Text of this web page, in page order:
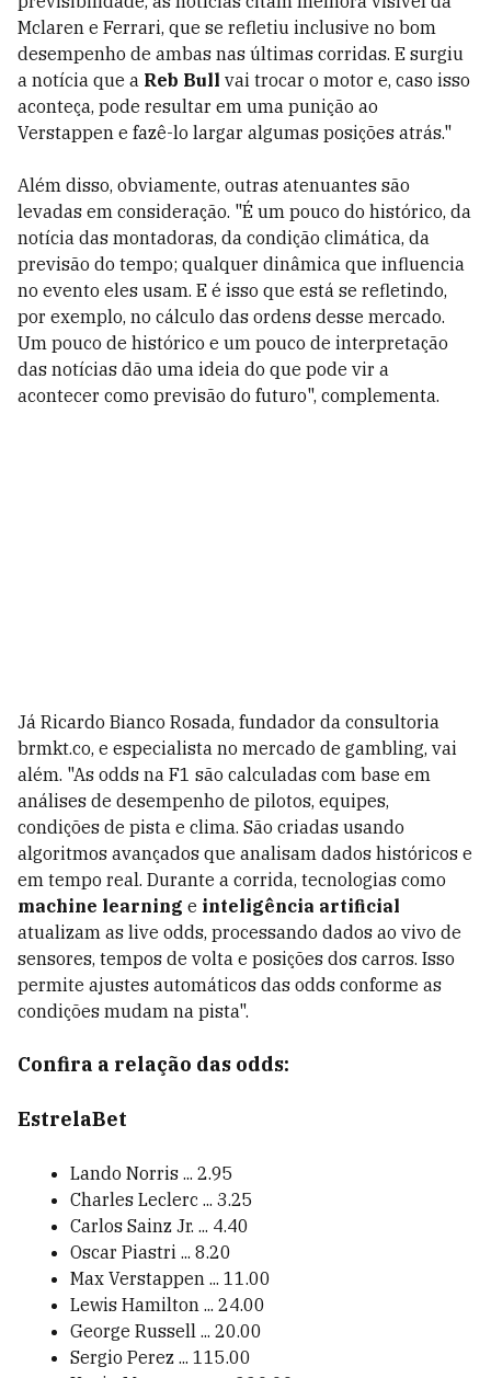
Mclaren e Ferrari, que se refletiu inclusive no bom
desempenho de ambas nas últimas corridas. E surgiu
a notícia que a Reb Bull vai trocar o motor e, caso isso
aconteça, pode resultar em uma punição ao
Verstappen e fazê-lo largar algumas posições atrás."
Além disso, obviamente, outras atenuantes são
levadas em consideração. "É um pouco do histórico, da
notícia das montadoras, da condição climática, da
previsão do tempo; qualquer dinâmica que influencia
no evento eles usam. E é isso que está se refletindo,
por exemplo, no cálculo das ordens desse mercado.
Um pouco de histórico e um pouco de interpretação
das notícias dão uma ideia do que pode vir a
acontecer como previsão do futuro", complementa.
Já Ricardo Bianco Rosada, fundador da consultoria
brmkt.co, e especialista no mercado de gambling, vai
além. "As odds na F1 são calculadas com base em
análises de desempenho de pilotos, equipes,
condições de pista e clima. São criadas usando
algoritmos avançados que analisam dados históricos e
em tempo real. Durante a corrida, tecnologias como
machine learning e inteligência artificial
atualizam as live odds, processando dados ao vivo de
sensores, tempos de volta e posições dos carros. Isso
permite ajustes automáticos das odds conforme as
condições mudam na pista".
Confira a relação das odds:
EstrelaBet
Lando Norris ... 2.95
Charles Leclerc ... 3.25
Carlos Sainz Jr. ... 4.40
Oscar Piastri ... 8.20
Max Verstappen ... 11.00
Lewis Hamilton ... 24.00
George Russell ... 20.00
Sergio Perez ... 115.00